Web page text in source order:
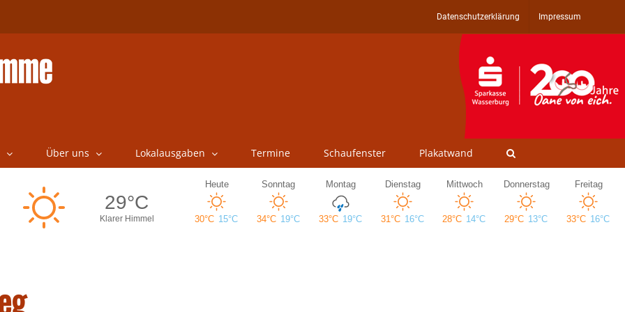
Datenschutzerklärung Impressum
Über uns Lokalausgaben Termine Schaufenster Plakatwand